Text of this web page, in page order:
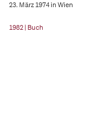
23. März 1974 in Wien
1982 | Buch